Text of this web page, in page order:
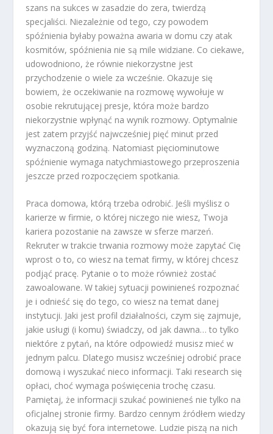
szans na sukces w zasadzie do zera, twierdzą
specjaliści. Niezależnie od tego, czy powodem
spóźnienia byłaby poważna awaria w domu czy atak
kosmitów, spóźnienia nie są mile widziane. Co ciekawe,
udowodniono, że równie niekorzystne jest
przychodzenie o wiele za wcześnie. Okazuje się
bowiem, że oczekiwanie na rozmowę wywołuje w
osobie rekrutującej presje, która może bardzo
niekorzystnie wpłynąć na wynik rozmowy. Optymalnie
jest zatem przyjść najwcześniej pięć minut przed
wyznaczoną godziną. Natomiast pięciominutowe
spóźnienie wymaga natychmiastowego przeproszenia
jeszcze przed rozpoczęciem spotkania.
Praca domowa, którą trzeba odrobić. Jeśli myślisz o
karierze w firmie, o której niczego nie wiesz, Twoja
kariera pozostanie na zawsze w sferze marzeń.
Rekruter w trakcie trwania rozmowy może zapytać Cię
wprost o to, co wiesz na temat firmy, w której chcesz
podjąć pracę. Pytanie o to może również zostać
zawoalowane. W takiej sytuacji powinieneś rozpoznać
je i odnieść się do tego, co wiesz na temat danej
instytucji. Jaki jest profil działalności, czym się zajmuje,
jakie usługi (i komu) świadczy, od jak dawna… to tylko
niektóre z pytań, na które odpowiedź musisz mieć w
jednym palcu. Dlatego musisz wcześniej odrobić prace
domową i wyszukać nieco informacji. Taki research się
opłaci, choć wymaga poświęcenia trochę czasu.
Pamiętaj, że informacji szukać powinieneś nie tylko na
oficjalnej stronie firmy. Bardzo cennym źródłem wiedzy
okazują się być fora internetowe. Ludzie piszą na nich